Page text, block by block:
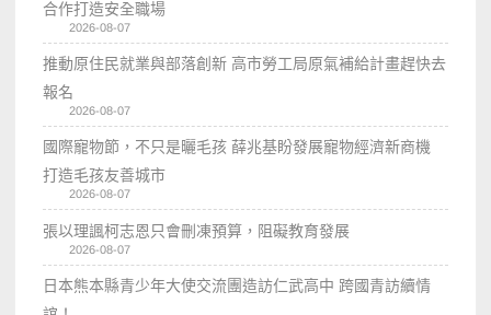
合作打造安全職場
2026-08-07
推動原住民就業與部落創新 高市勞工局原氣補給計畫趕快去
報名
2026-08-07
國際寵物節，不只是曬毛孩 薛兆基盼發展寵物經濟新商機
打造毛孩友善城市
2026-08-07
張以理諷柯志恩只會刪凍預算，阻礙教育發展
2026-08-07
日本熊本縣青少年大使交流團造訪仁武高中 跨國青訪續情